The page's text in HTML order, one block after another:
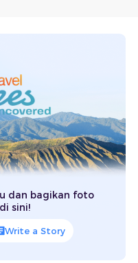
dan bagikan foto
sini!
Write a Story